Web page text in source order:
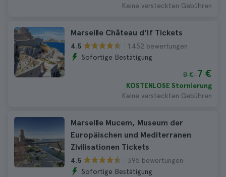
Keine versteckten Gebühren
Marseille Château d'If Tickets
4.5
1.452 bewertungen
Sofortige Bestätigung
8 € 7 €
KOSTENLOSE Stornierung
Keine versteckten Gebühren
Marseille Mucem, Museum der
Europäischen und Mediterranen
Zivilisationen Tickets
4.5
395 bewertungen
Sofortige Bestätigung